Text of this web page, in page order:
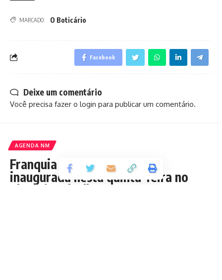
MARCADO: O Boticário
Facebook
Deixe um comentário
Você precisa fazer o login para publicar um comentário.
AGENDA NM
Franquia da Bubble Kill será
inaugurada nesta quinta-feira no
Shopping da Ilha